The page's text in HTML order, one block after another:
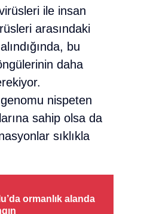
ile insan
arasındaki
bu
daha
nispeten
sahip olsa da
sıklıkla
ormanlık alanda